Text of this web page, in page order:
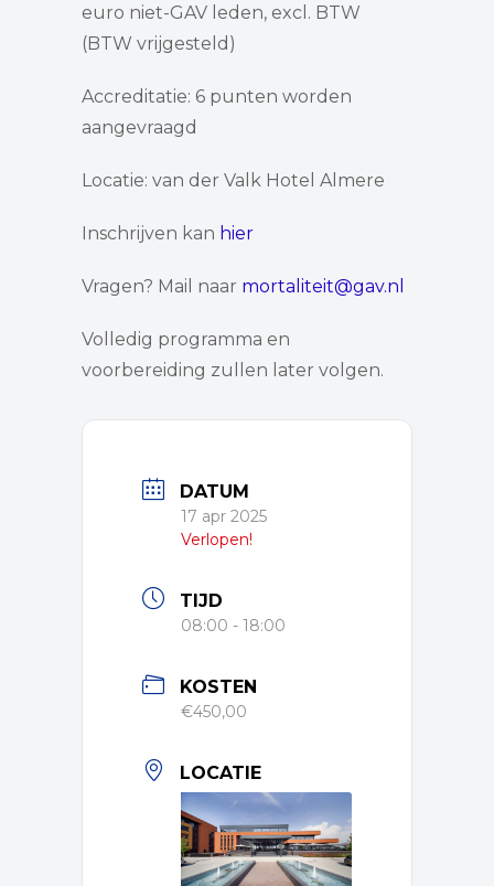
euro niet-GAV leden, excl. BTW
(BTW vrijgesteld)
Accreditatie: 6 punten worden
aangevraagd
Locatie: van der Valk Hotel Almere
Inschrijven kan hier
Vragen? Mail naar mortaliteit@gav.nl
Volledig programma en
voorbereiding zullen later volgen.
DATUM
17 apr 2025
Verlopen!
TIJD
08:00 - 18:00
KOSTEN
€450,00
LOCATIE